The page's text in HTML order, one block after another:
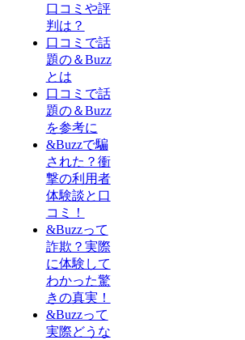
口コミや評
判は？
口コミで話
題の＆Buzz
とは
口コミで話
題の＆Buzz
を参考に
&Buzzで騙
された？衝
撃の利用者
体験談と口
コミ！
&Buzzって
詐欺？実際
に体験して
わかった驚
きの真実！
&Buzzって
実際どうな